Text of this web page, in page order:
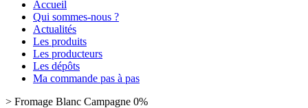
Accueil
Qui sommes-nous ?
Actualités
Les produits
Les producteurs
Les dépôts
Ma commande pas à pas
> Fromage Blanc Campagne 0%